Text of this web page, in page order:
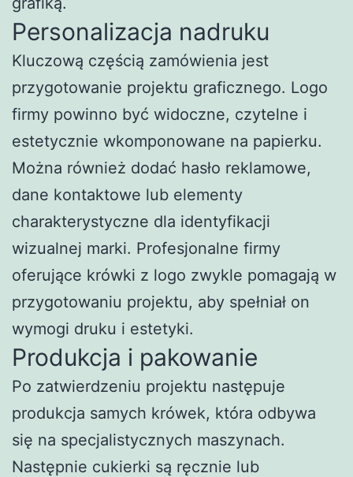
Personalizacja nadruku
Kluczową częścią zamówienia jest
przygotowanie projektu graficznego. Logo
firmy powinno być widoczne, czytelne i
estetycznie wkomponowane na papierku.
Można również dodać hasło reklamowe,
dane kontaktowe lub elementy
charakterystyczne dla identyfikacji
wizualnej marki. Profesjonalne firmy
oferujące krówki z logo zwykle pomagają w
przygotowaniu projektu, aby spełniał on
wymogi druku i estetyki.
Produkcja i pakowanie
Po zatwierdzeniu projektu następuje
produkcja samych krówek, która odbywa
się na specjalistycznych maszynach.
Następnie cukierki są ręcznie lub